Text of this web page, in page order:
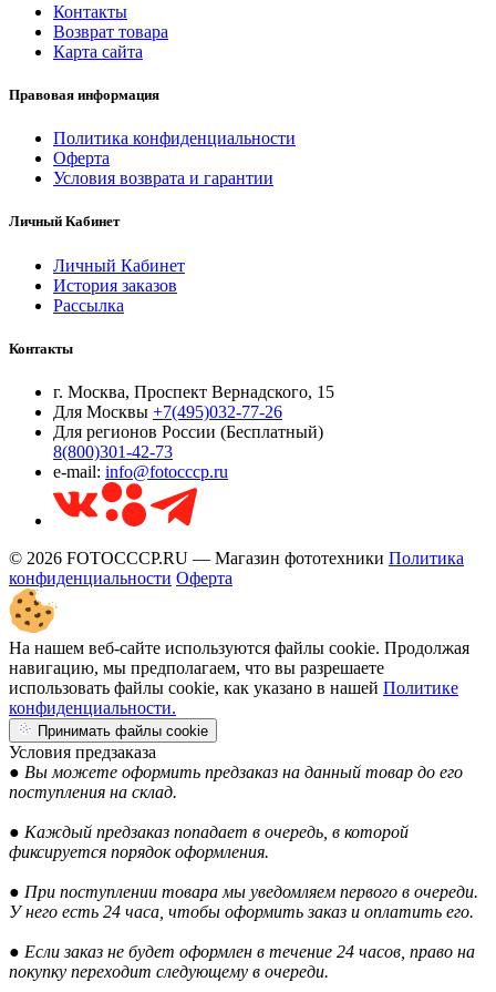
Контакты
Возврат товара
Карта сайта
Правовая информация
Политика конфиденциальности
Оферта
Условия возврата и гарантии
Личный Кабинет
Личный Кабинет
История заказов
Рассылка
Контакты
г. Москва, Проспект Вернадского, 15
Для Москвы +7(495)032-77-26
Для регионов России (Бесплатный)
8(800)301-42-73
e-mail: info@fotocccp.ru
© 2026 FOTOCCCP.RU — Магазин фототехники Политика
конфиденциальности Оферта
На нашем веб-сайте используются файлы cookie. Продолжая
навигацию, мы предполагаем, что вы разрешаете
использовать файлы cookie, как указано в нашей Политике
конфиденциальности.
Принимать файлы cookie
Условия предзаказа
● Вы можете оформить предзаказ на данный товар до его
поступления на склад.
● Каждый предзаказ попадает в очередь, в которой
фиксируется порядок оформления.
● При поступлении товара мы уведомляем первого в очереди.
У него есть 24 часа, чтобы оформить заказ и оплатить его.
● Если заказ не будет оформлен в течение 24 часов, право на
покупку переходит следующему в очереди.